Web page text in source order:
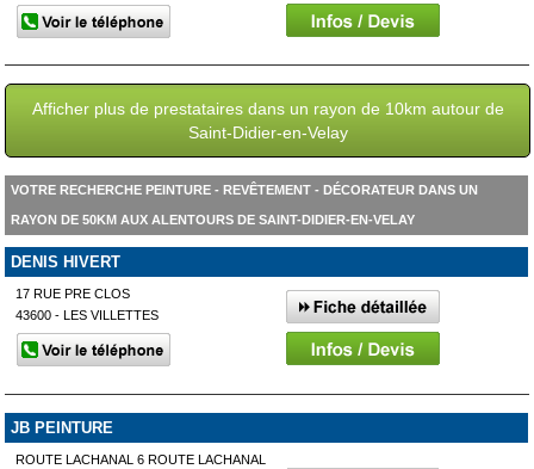
Afficher plus de prestataires dans un rayon de 10km autour de
Saint-Didier-en-Velay
VOTRE RECHERCHE PEINTURE - REVÊTEMENT - DÉCORATEUR DANS UN
RAYON DE 50KM AUX ALENTOURS DE SAINT-DIDIER-EN-VELAY
DENIS HIVERT
17 RUE PRE CLOS
43600 - LES VILLETTES
JB PEINTURE
ROUTE LACHANAL 6 ROUTE LACHANAL